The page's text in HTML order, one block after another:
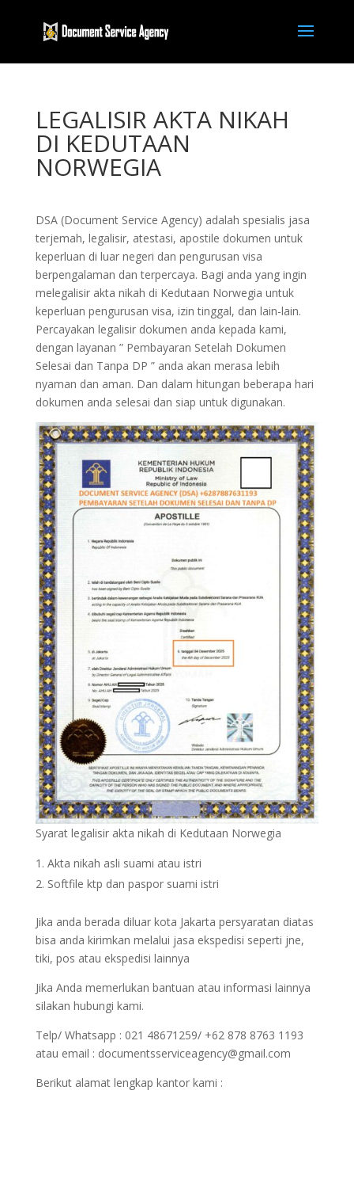
LEGALISIR AKTA NIKAH
DI KEDUTAAN
NORWEGIA
DSA (Document Service Agency) adalah spesialis jasa
terjemah, legalisir, atestasi, apostile dokumen untuk
keperluan di luar negeri dan pengurusan visa
berpengalaman dan terpercaya. Bagi anda yang ingin
melegalisir akta nikah di Kedutaan Norwegia untuk
keperluan pengurusan visa, izin tinggal, dan lain-lain.
Percayakan legalisir dokumen anda kepada kami,
dengan layanan ” Pembayaran Setelah Dokumen
Selesai dan Tanpa DP ” anda akan merasa lebih
nyaman dan aman. Dan dalam hitungan beberapa hari
dokumen anda selesai dan siap untuk digunakan.
Syarat legalisir akta nikah di Kedutaan Norwegia
Akta nikah asli suami atau istri
Softfile ktp dan paspor suami istri
Jika anda berada diluar kota Jakarta persyaratan diatas
bisa anda kirimkan melalui jasa ekspedisi seperti jne,
tiki, pos atau ekspedisi lainnya
Jika Anda memerlukan bantuan atau informasi lainnya
silakan hubungi kami.
Telp/ Whatsapp : 021 48671259/ +62 878 8763 1193
atau email : documentsserviceagency@gmail.com
Berikut alamat lengkap kantor kami :